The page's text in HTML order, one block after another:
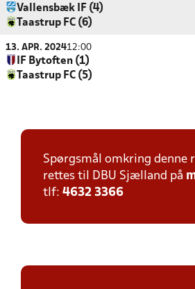
Vallensbæk IF (4)
Taastrup FC (6)
13. APR. 202412:00
IF Bytoften (1)
Taastrup FC (5)
Spørgsmål omkring denne
rettes til DBU Sjælland på
tlf: 4632 3366